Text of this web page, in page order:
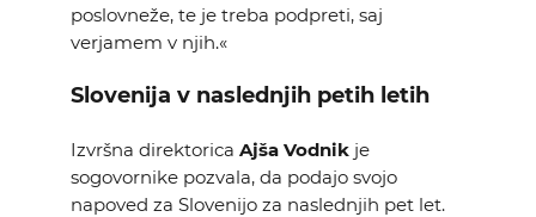
poslovneže, te je treba podpreti, saj
verjamem v njih.«
Slovenija v naslednjih petih letih
Izvršna direktorica Ajša Vodnikje
sogovornike pozvala, da podajo svojo
napoved za Slovenijo za naslednjih pet let.